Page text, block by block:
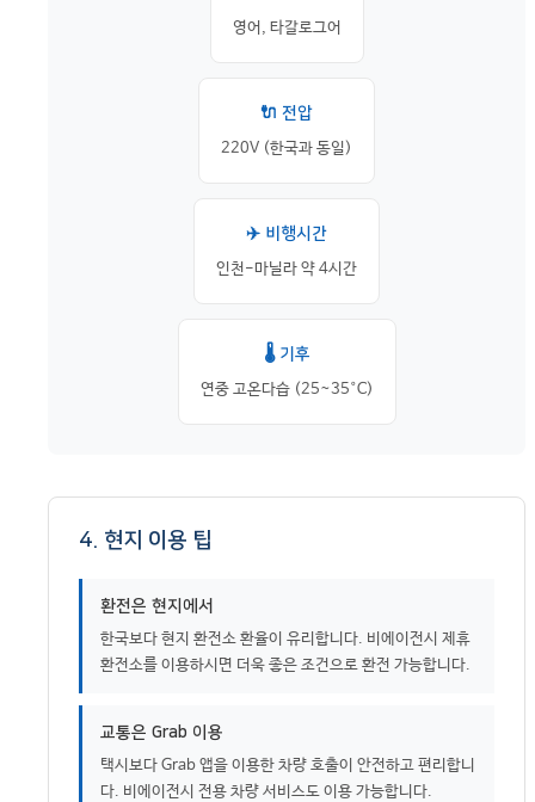
영어, 타갈로그어
🔌 전압
220V (한국과 동일)
✈️ 비행시간
인천-마닐라 약 4시간
🌡️ 기후
연중 고온다습 (25~35°C)
4. 현지 이용 팁
환전은 현지에서
한국보다 현지 환전소 환율이 유리합니다. 비에이전시 제휴
환전소를 이용하시면 더욱 좋은 조건으로 환전 가능합니다.
교통은 Grab 이용
택시보다 Grab 앱을 이용한 차량 호출이 안전하고 편리합니
다. 비에이전시 전용 차량 서비스도 이용 가능합니다.